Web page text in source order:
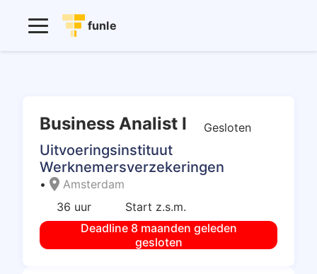
funle
Business Analist I Gesloten
Uitvoeringsinstituut
Werknemersverzekeringen
• location_on Amsterdam
36 uur
Start z.s.m.
Deadline 8 maanden geleden
gesloten